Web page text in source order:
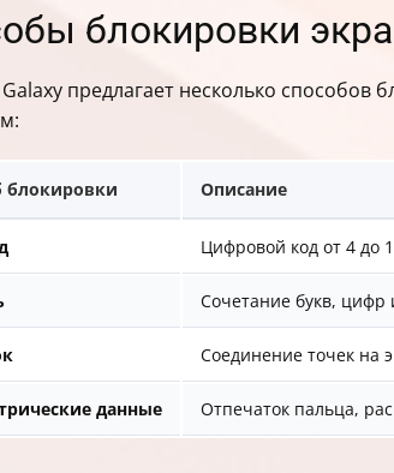
шаги для смены типа блокировки
предупреждения
блокировки
предлагает несколько способов
блокировки Описание
Цифровой код от 4 до
Сочетание букв, цифр
Соединение точек на
данные Отпечаток пальца,